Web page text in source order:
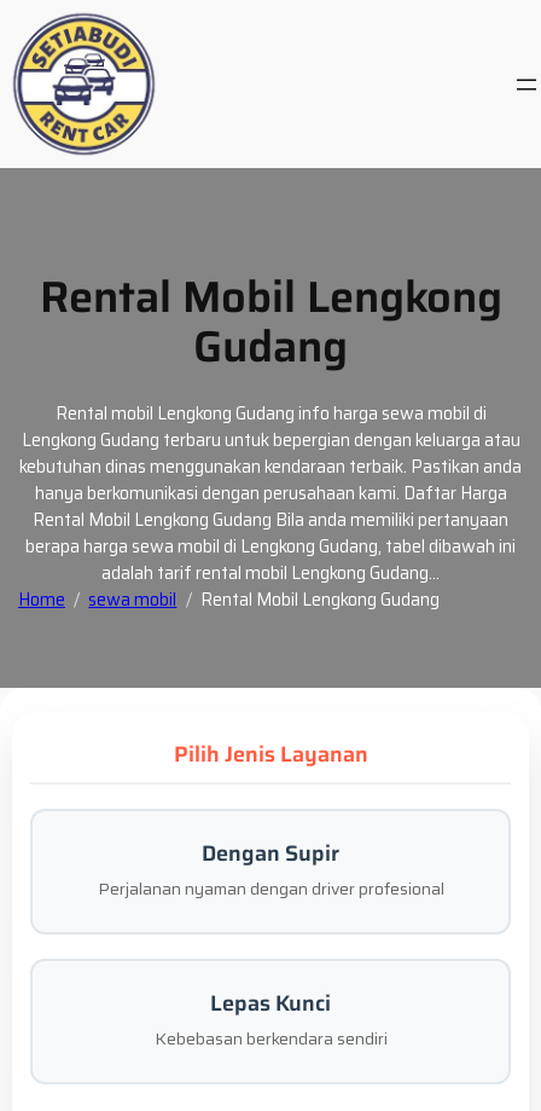
content
Rental Mobil Lengkong
Gudang
Rental mobil Lengkong Gudang info harga sewa mobil di
Lengkong Gudang terbaru untuk bepergian dengan keluarga atau
kebutuhan dinas menggunakan kendaraan terbaik. Pastikan anda
hanya berkomunikasi dengan perusahaan kami. Daftar Harga
Rental Mobil Lengkong Gudang Bila anda memiliki pertanyaan
berapa harga sewa mobil di Lengkong Gudang, tabel dibawah ini
adalah tarif rental mobil Lengkong Gudang…
Home
sewa mobil Rental Mobil Lengkong Gudang
Pilih Jenis Layanan
Dengan Supir
Perjalanan nyaman dengan driver profesional
Lepas Kunci
Kebebasan berkendara sendiri